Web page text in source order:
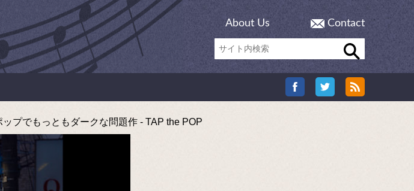
About Us Contact
プでもっともダークな問題作 - TAP the POP